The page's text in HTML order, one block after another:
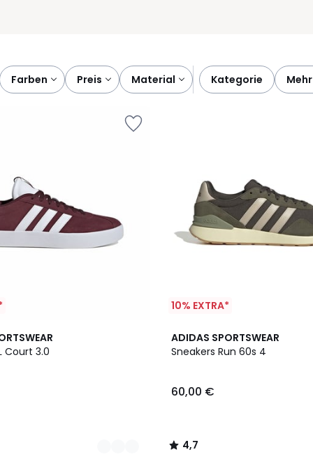
farben preis material kategorie
Court 3.0
10% EXTRA*
ADIDAS SPORTSWEAR
Sneakers Run 60s 4
60,00 €
4,7
/ 5
4,7
/